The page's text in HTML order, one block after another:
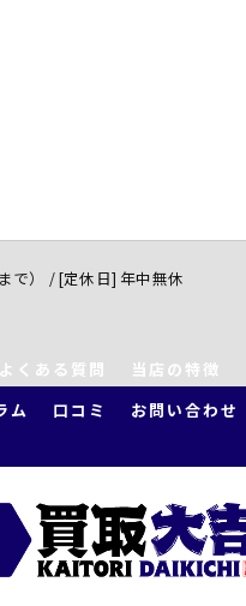
で） / [定休日] 年中無休
よくある質問 当店の特徴
ム 口コミ お問い合わせ